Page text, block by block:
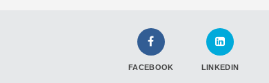
FACEBOOK LINKEDIN